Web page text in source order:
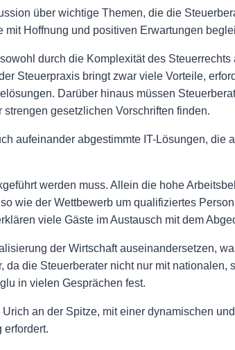
über wichtige Themen, die die
Hoffnung und positiven Erwartungen
durch die Komplexität des
Steuerpraxis bringt zwar viele Vorteile,
Darüber hinaus müssen
gesetzlichen Vorschriften finden.
aufeinander abgestimmte IT-Lösungen, die
werden muss. Allein die hohe
wie der Wettbewerb um qualifiziertes
viele Gäste im Austausch mit dem
der Wirtschaft auseinandersetzen,
die Steuerberater nicht nur mit nationalen,
in vielen Gesprächen fest.
an der Spitze, mit einer dynamischen
erfordert.